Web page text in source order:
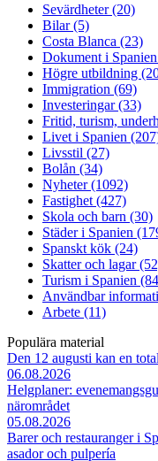
Sevärdheter (20)
Bilar (5)
Costa Blanca (23)
Dokument i
Högre utbildning
Immigration (69)
Investeringar (33)
Fritid, turism,
Livet i Spanien
Livsstil (27)
Bolån (34)
Nyheter (1092)
Fastighet (427)
Skola och barn (30)
Städer i Spanien
Spanskt kök (24)
Skatter och lagar
Turism i Spanien
Användbar
Arbete (11)
Populära material
Den 12 augusti kan en
06.08.2026
Helgplaner:
närområdet
05.08.2026
Barer och restauranger i
asador och pulpería